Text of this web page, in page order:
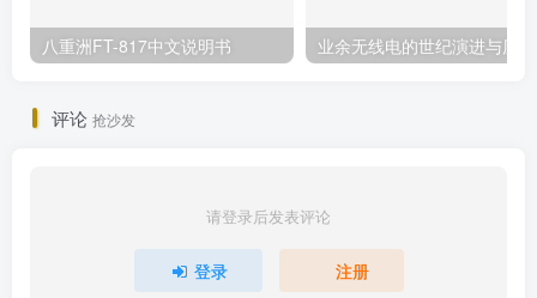
八重洲FT-817中文说明书
评论 抢沙发
请登录后发表评论
登录 注册